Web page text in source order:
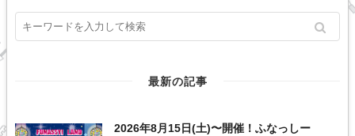
最新の記事
2026年8月15日(土)〜開催！ふなっしー